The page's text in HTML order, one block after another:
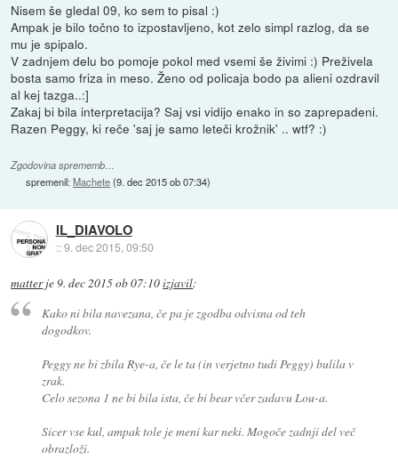
Nisem še gledal 09, ko sem to pisal :)
Ampak je bilo točno to izpostavljeno, kot zelo simpl razlog, da se
mu je spipalo.
V zadnjem delu bo pomoje pokol med vsemi še živimi :) Preživela
bosta samo friza in meso. Ženo od policaja bodo pa alieni ozdravil
al kej tazga..:]
Zakaj bi bila interpretacija? Saj vsi vidijo enako in so zaprepadeni.
Razen Peggy, ki reče 'saj je samo leteči krožnik' .. wtf? :)
Zgodovina sprememb…
spremenil:Machete(9. dec 2015 ob 07:34)
IL_DIAVOLO
::9. dec 2015, 09:50
matterje9. dec 2015 ob 07:10izjavil:
Kako ni bila navezana, če pa je zgodba odvisna od teh
dogodkov.
Peggy ne bi zbila Rye-a, če le ta (in verjetno tudi Peggy) bulila v
zrak.
Celo sezona 1 ne bi bila ista, če bi bear včer zadavu Lou-a.
Sicer vse kul, ampak tole je meni kar neki. Mogoče zadnji del več
obrazloži.